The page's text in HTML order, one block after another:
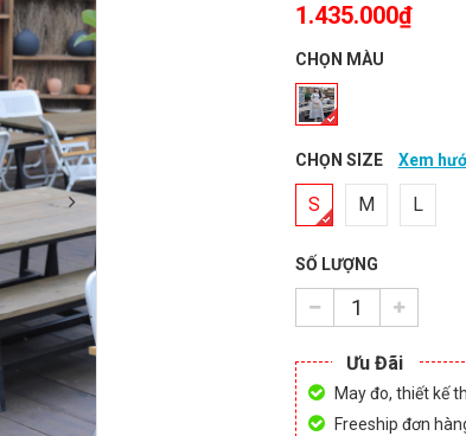
1.435.000₫
CHỌN MÀU
CHỌN SIZE Xem
S M L
SỐ LƯỢNG
Ưu Đãi
May đo, thiết kế
Freeship đơn